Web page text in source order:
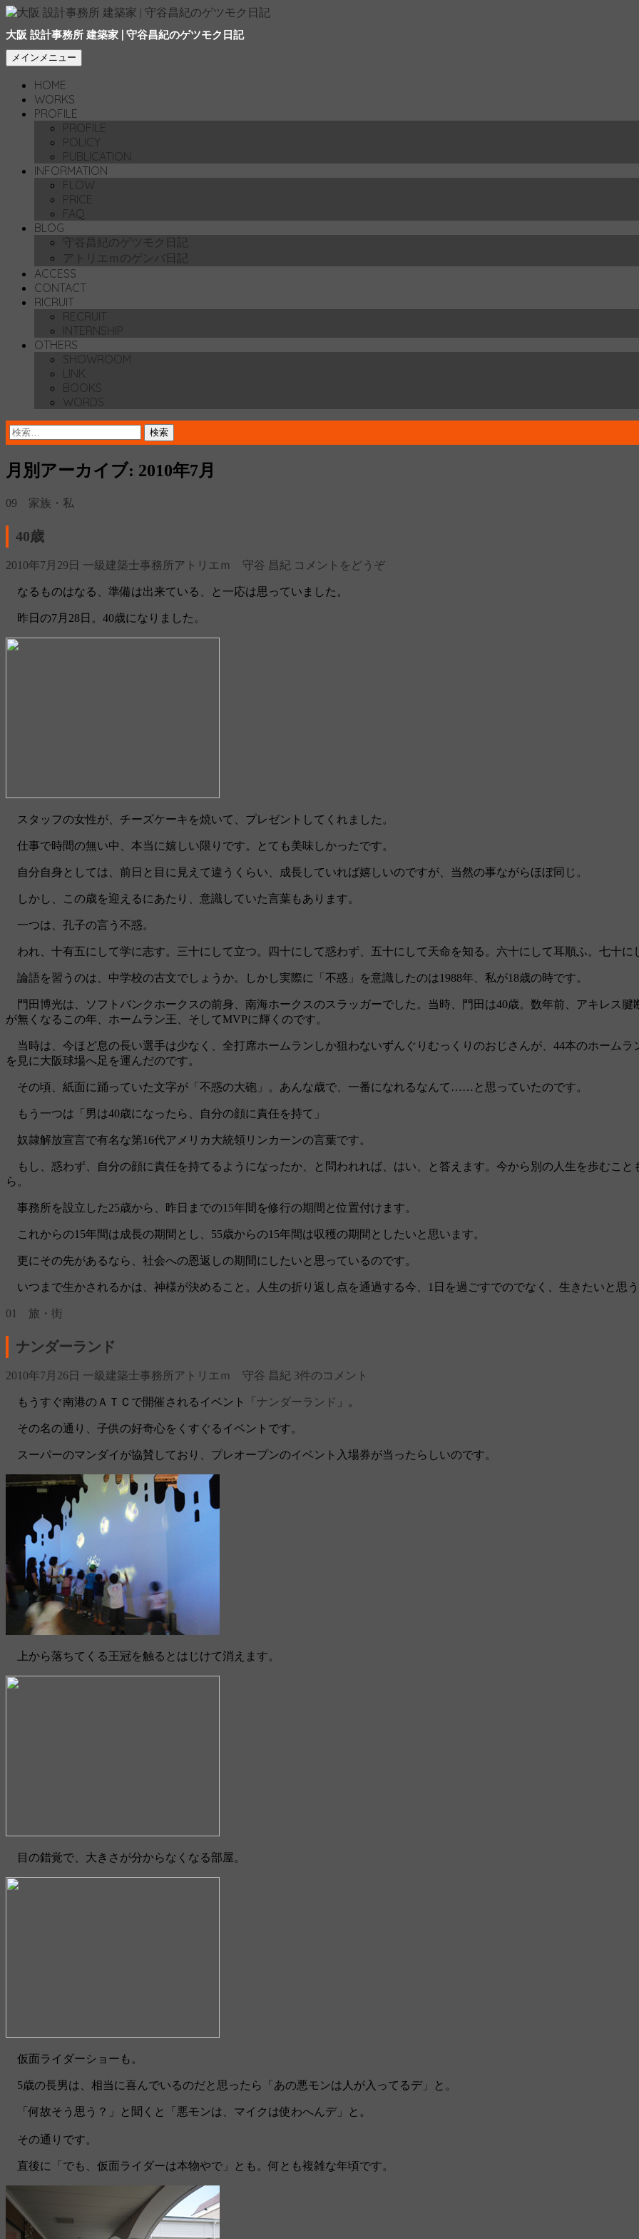
大阪 設計事務所 建築家 | 守谷昌紀のゲツモク日記
検
索
メインメニュー
へ
移
動
HOME
WORKS
PROFILE
PROFILE
POLICY
PUBLICATION
INFORMATION
FLOW
PRICE
FAQ
BLOG
守谷昌紀のゲツモク日記
アトリエｍのゲンバ日記
ACCESS
CONTACT
RICRUIT
RECRUIT
INTERNSHIP
OTHERS
SHOWROOM
LINK
BOOKS
WORDS
検
索:
月別アーカイブ: 2010年7月
09 家族・私
40歳
2010年7月29日 一級建築士事務所アトリエｍ 守谷 昌紀 コメントをどうぞ
なるものはなる、準備は出来ている、と一応は思っていました。
昨日の7月28日。40歳になりました。
スタッフの女性が、チーズケーキを焼いて、プレゼントしてくれました。
仕事で時間の無い中、本当に嬉しい限りです。とても美味しかったです。
自分自身としては、前日と目に見えて違うくらい、成長していれば嬉しいのですが、当然の事ながらほぼ同じ。
しかし、この歳を迎えるにあたり、意識していた言葉もあります。
一つは、孔子の言う不惑。
われ、十有五にして学に志す。三十にして立つ。四十にして惑わず、五十にして天命を知る。六十にして耳順ふ。七十
論語を習うのは、中学校の古文でしょうか。しかし実際に「不惑」を意識したのは1988年、私が18歳の時です。
門田博光は、ソフトバンクホークスの前身、南海ホークスのスラッガーでした。当時、門田は40歳。数年前、アキレス
が無くなるこの年、ホームラン王、そしてMVPに輝くのです。
当時は、今ほど息の長い選手は少なく、全打席ホームランしか狙わないずんぐりむっくりのおじさんが、44本のホーム
を見に大阪球場へ足を運んだのです。
その頃、紙面に踊っていた文字が「不惑の大砲」。あんな歳で、一番になれるなんて……と思っていたのです。
もう一つは 「男は40歳になったら、自分の顔に責任を持て」
奴隷解放宣言で有名な第16代アメリカ大統領リンカーンの言葉です。
もし、惑わず、自分の顔に責任を持てるようになったか、と問われれば、はい、と答えます。今から別の人生を歩むこ
ら。
事務所を設立した25歳から、昨日までの15年間を修行の期間と位置付けます。
これからの15年間は成長の期間とし、55歳からの15年間は収穫の期間としたいと思います。
更にその先があるなら、社会への恩返しの期間にしたいと思っているのです。
いつまで生かされるかは、神様が決めること。人生の折り返し点を通過する今、1日を過ごすでのでなく、生きたいと思
01 旅・街
ナンダーランド
2010年7月26日 一級建築士事務所アトリエｍ 守谷 昌紀 3件のコメント
もうすぐ南港のＡＴＣで開催されるイベント「 ナンダーランド 」。
その名の通り、子供の好奇心をくすぐるイベントです。
スーパーのマンダイが協賛しており、プレオープンのイベント入場券が当ったらしいのです。
上から落ちてくる王冠を触るとはじけて消えます。
目の錯覚で、大きさが分からなくなる部屋。
仮面ライダーショーも。
5歳の長男は、相当に喜んでいるのだと思ったら「あの悪モンは人が入ってるデ」と。
「何故そう思う？」と聞くと「悪モンは、マイクは使わへんデ」と。
その通りです。
直後に「でも、仮面ライダーは本物やで」とも。何とも複雑な年頃です。